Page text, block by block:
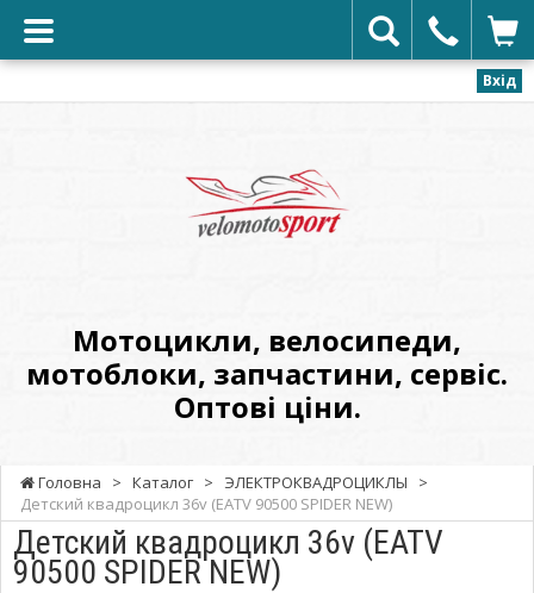
Вхід
Оптові
ціни.
Мотоцикли, велосипеди,
мотоблоки, запчастини, сервіс.
Оптові ціни.
Головна > Каталог > ЭЛЕКТРОКВАДРОЦИКЛЫ
>
Детский квадроцикл 36v (EATV 90500 SPIDER NEW)
Детский квадроцикл 36v (EATV
90500 SPIDER NEW)